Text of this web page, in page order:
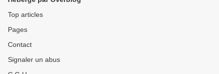
Top articles
Pages
Contact
Signaler un abus